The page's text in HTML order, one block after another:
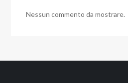
Nessun commento da mostrare.